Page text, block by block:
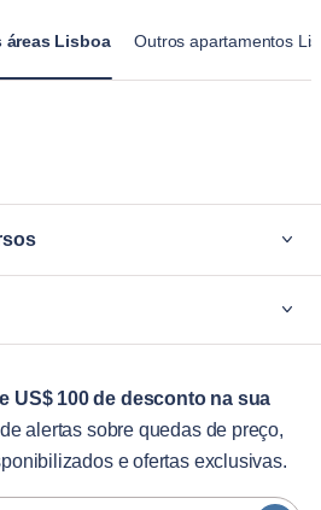
áreas Lisboa Outros apartamentos
US$ 100 de desconto na sua
alertas sobre quedas de preço,
e ofertas exclusivas.